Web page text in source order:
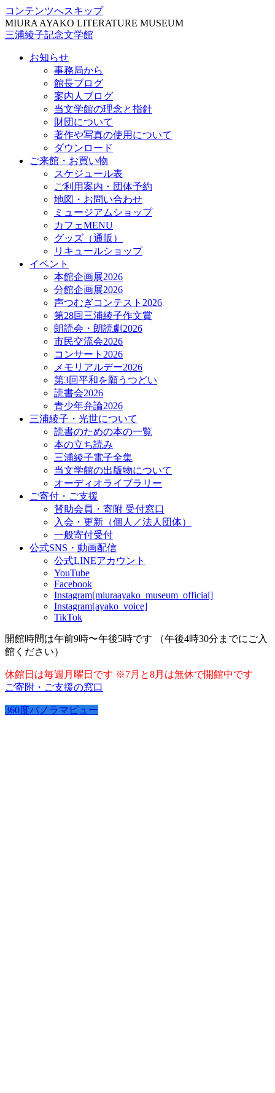
コンテンツへスキップ
MIURA AYAKO LITERATURE MUSEUM
三浦綾子記念文学館
お知らせ
事務局から
館長ブログ
案内人ブログ
当文学館の理念と指針
財団について
著作や写真の使用について
ダウンロード
ご来館・お買い物
スケジュール表
ご利用案内・団体予約
地図・お問い合わせ
ミュージアムショップ
カフェMENU
グッズ（通販）
リキュールショップ
イベント
本館企画展2026
分館企画展2026
声つむぎコンテスト2026
第28回三浦綾子作文賞
朗読会・朗読劇2026
市民交流会2026
コンサート2026
メモリアルデー2026
第3回平和を願うつどい
読書会2026
青少年弁論2026
三浦綾子・光世について
読書のための本の一覧
本の立ち読み
三浦綾子電子全集
当文学館の出版物について
オーディオライブラリー
ご寄付・ご支援
賛助会員・寄附 受付窓口
入会・更新（個人／法人団体）
一般寄付受付
公式SNS・動画配信
公式LINEアカウント
YouTube
Facebook
Instagram[miuraayako_museum_official]
Instagram[ayako_voice]
TikTok
開館時間は午前9時〜午後5時です （午後4時30分までにご入
館ください）
休館日は毎週月曜日です ※7月と8月は無休で開館中です
ご寄附・ご支援の窓口
360度パノラマビュー